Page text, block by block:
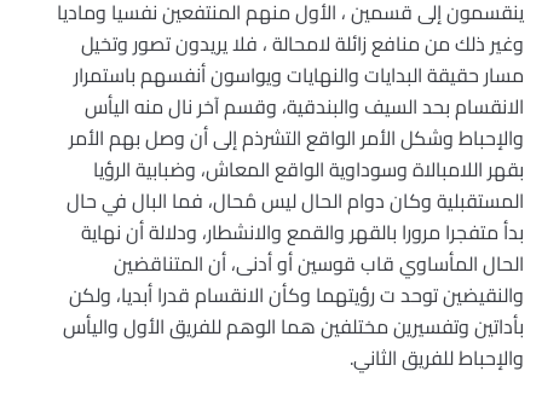
ينقسمون إلى قسمين ، الأول منهم المنتفعين نفسيا وماديا
وغير ذلك من منافع زائلة لامحالة ، فلا يريدون تصور وتخيل
مسار حقيقة البدايات والنهايات ويواسون أنفسهم باستمرار
الانقسام بحد السيف والبندقية، وقسم آخر نال منه اليأس
والإحباط وشكل الأمر الواقع التشرذم إلى أن وصل بهم الأمر
بقهر اللامبالاة وسوداوية الواقع المعاش، وضبابية الرؤيا
المستقبلية وكان دوام الحال ليس مُحال، فما البال في حال
بدأ متفجرا مرورا بالقهر والقمع والانشطار، ودلالة أن نهاية
الحال المأساوي قاب قوسين أو أدنى، أن المتناقضين
والنقيضين توحد ت رؤيتهما وكأن الانقسام قدرا أبديا، ولكن
بأداتين وتفسيرين مختلفين هما الوهم للفريق الأول واليأس
والإحباط للفريق الثاني.